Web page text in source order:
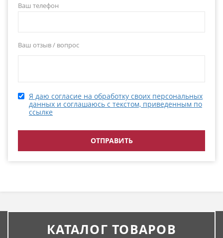
Ваш телефон
Ваш отзыв / вопрос
Я даю согласие на обработку своих персональных
данных и соглашаюсь с текстом, приведенным по
ссылке
КАТАЛОГ ТОВАРОВ